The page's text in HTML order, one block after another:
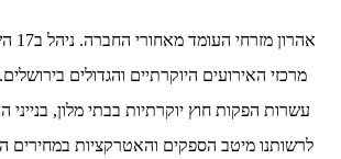
מרכזי האירועים היוקרתיים והגדולים
עשרות הפקות חוץ יוקרתיות בבתי מלון, בנייני
לרשותנו מיטב הספקים והאטרקציות במחירים